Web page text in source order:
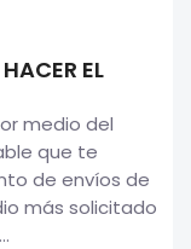
EL
medio del
que te
de envíos de
más solicitado